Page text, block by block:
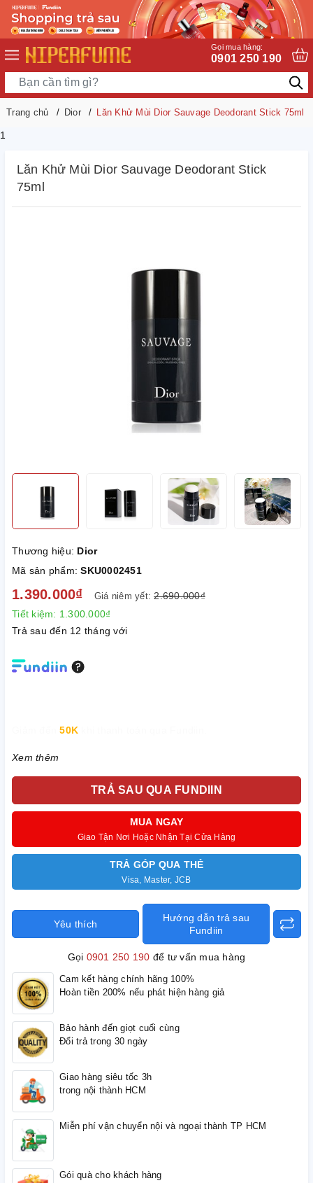
Gọi mua hàng:
0901 250 190
Trang chủ Dior Lăn Khử Mùi Dior Sauvage Deodorant Stick 75ml
1
Lăn Khử Mùi Dior Sauvage Deodorant Stick
75ml
Thương hiệu: Dior
Mã sản phẩm:SKU0002451
1.390.000₫ Giá niêm yết:2.690.000₫
Tiết kiệm: 1.300.000₫
Trả sau đến 12 tháng với
50K
Xem thêm
TRẢ SAU QUA FUNDIIN
MUA NGAY
Giao Tận Nơi Hoặc Nhận Tại Cửa Hàng
TRẢ GÓP QUA THẺ
Visa, Master, JCB
Yêu thích
Hướng dẫn trả sau
Fundiin
Gọi 0901 250 190 để tư vấn mua hàng
Cam kết hàng chính hãng 100%
Hoàn tiền 200% nếu phát hiện hàng giả
Bảo hành đến giọt cuối cùng
Đổi trả trong 30 ngày
Giao hàng siêu tốc 3h
trong nội thành HCM
Miễn phí vận chuyển nội và ngoại thành TP HCM
Gói quà cho khách hàng